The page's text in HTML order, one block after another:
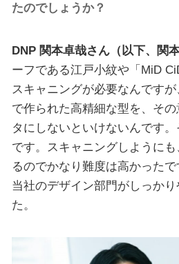
たのでしょうか？
DNP 関本卓哉さん（以下、関
ーフである江戸小紋や「MiD
スキャニングが必要なんです
で作られた高精細な型を、そ
タにしないといけないんです
です。スキャニングしように
るのでかなり難度は高かった
当社のデザイン部門がしっか
た。